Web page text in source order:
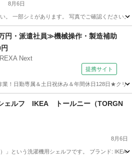
8月6日
。 一部シミがあります。 写真でご確認ください。
季節、空調家電
円・派遣社員≫機械操作・製造補助
Next
提携サイト
業！日勤専属＆土日祝休み＆年間休日128日★クリ
ェルフ IKEA トールニー（TORGN
8月6日
」という洗濯機用シェルフです。 ブランド: IKEA